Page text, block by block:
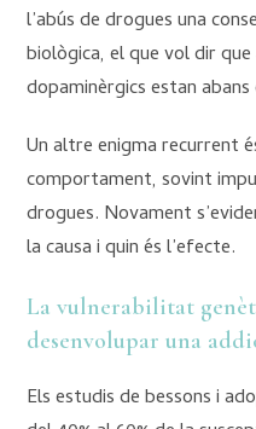
l’abús de drogues una
biològica, el que vol dir
dopaminèrgics estan
Un altre enigma recurrent
comportament, sovint
drogues. Novament
la causa i quin és l’efecte.
La vulnerabilitat
desenvolupar una
Els estudis de bessons i